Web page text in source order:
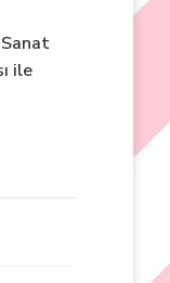
ile